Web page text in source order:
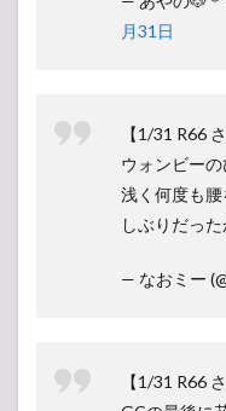
月31日
【1/31 R66
ウォンビー
浅く何度も
しぶりだっ
— なおミー
【1/31 R66